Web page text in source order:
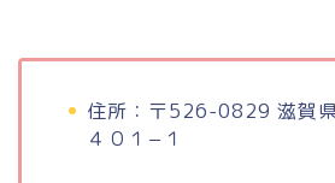
住所：〒526-0829 滋賀
４０１−１